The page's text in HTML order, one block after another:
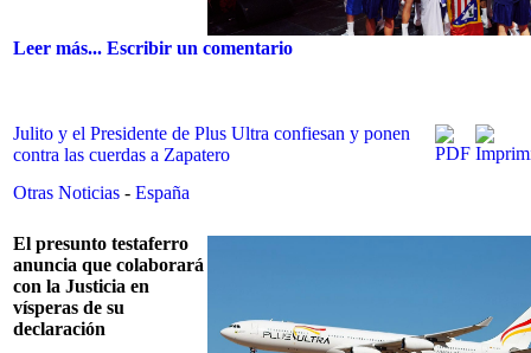
Leer más... Escribir un comentario
Julito y el Presidente de Plus Ultra confiesan y ponen
contra las cuerdas a Zapatero
Otras Noticias - España
El presunto testaferro
anuncia que colaborará
con la Justicia en
vísperas de su
declaración